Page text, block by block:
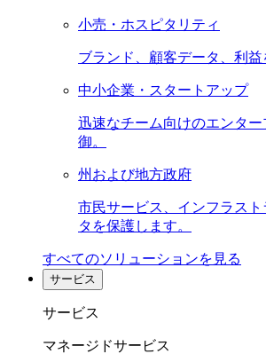
小売・ホスピタリティ
ブランド、顧客データ、利益
中小企業・スタートアップ
迅速なチーム向けのエンタ
御。
州および地方政府
市民サービス、インフラス
タを保護します。
すべてのソリューションを見る
サービス
サービス
マネージドサービス